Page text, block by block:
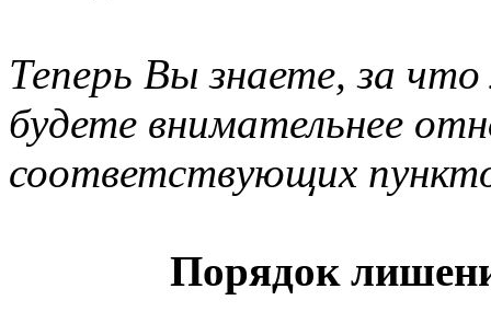
Теперь Вы знаете, за
будете внимательнее
соответствующих
Порядок